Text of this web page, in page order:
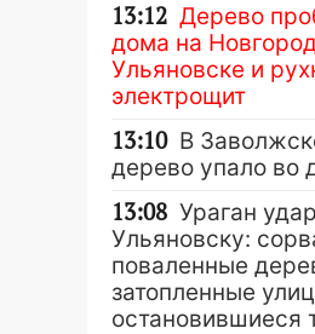
13:12 Дерево
дома на
Ульяновске и
электрощит
13:10 В
дерево упало во
13:08 Ураган
Ульяновску:
поваленные
затопленные
остановившиеся